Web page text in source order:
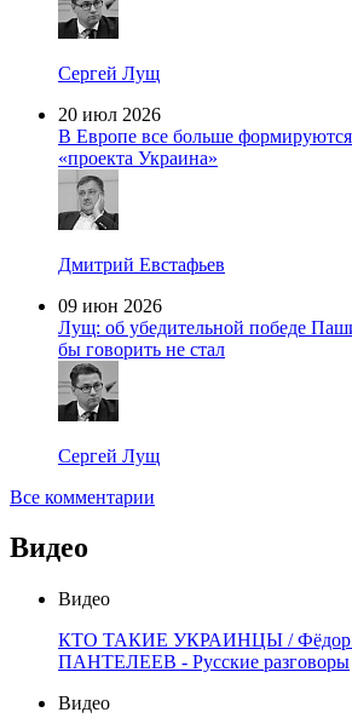
Сергей Лущ
20 июл 2026
В Европе все больше
«проекта Украина»
Дмитрий Евстафьев
09 июн 2026
Лущ: об убедительной победе
бы говорить не стал
Сергей Лущ
Все комментарии
Видео
Видео
КТО ТАКИЕ УКРАИНЦЫ / Фёдор
ПАНТЕЛЕЕВ - Русские разговоры
Видео